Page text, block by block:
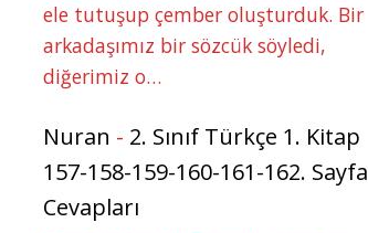
ele tutuşup çember oluşturduk. Bir
arkadaşımız bir sözcük söyledi,
diğerimiz o…
Nuran - 2. Sınıf Türkçe 1. Kitap
157-158-159-160-161-162. Sayfa
Cevapları